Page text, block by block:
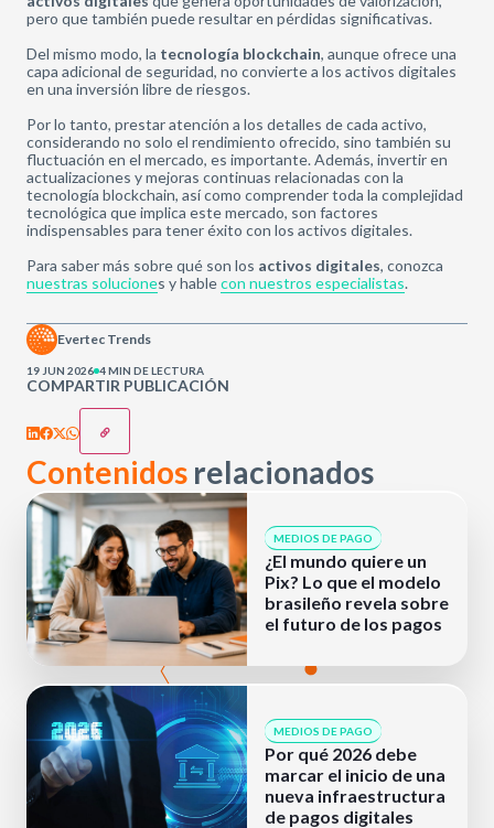
pero que también puede resultar en pérdidas significativas.
Del mismo modo, la tecnología blockchain, aunque ofrece una
capa adicional de seguridad, no convierte a los activos digitales
en una inversión libre de riesgos.
Por lo tanto, prestar atención a los detalles de cada activo,
considerando no solo el rendimiento ofrecido, sino también su
fluctuación en el mercado, es importante. Además, invertir en
actualizaciones y mejoras continuas relacionadas con la
tecnología blockchain, así como comprender toda la complejidad
tecnológica que implica este mercado, son factores
indispensables para tener éxito con los activos digitales.
Para saber más sobre qué son los activos digitales, conozca
nuestras soluciones y hablecon nuestros especialistas.
COMPARTIR PUBLICACIÓN
Evertec Trends
19 JUN 2026 4 MIN DE LECTURA
Contenidos relacionados
MEDIOS DE PAGO
¿El mundo quiere un
Pix? Lo que el modelo
brasileño revela sobre
el futuro de los pagos
MEDIOS DE PAGO
Por qué 2026 debe
marcar el inicio de una
nueva infraestructura
de pagos digitales